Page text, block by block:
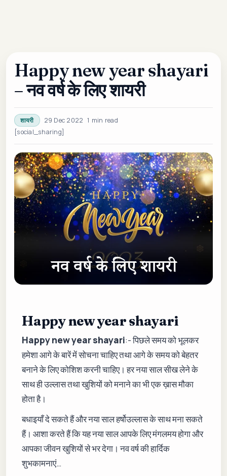
Happy new year shayari
– नव वर्ष के लिए शायरी
शायरी 29 Dec 2022 1 min read
[social_sharing]
Happy new year shayari
Happy new year shayari:- पिछले समय को भूलकर
हमेशा आगे के बारें में सोचना चाहिए तथा आगे के समय को बेहतर
बनाने के लिए कोशिश करनी चाहिए। हर नया साल सीख लेने के
साथ ही उल्लास तथा खुशियों को मनाने का भी एक ख़ास मौका
होता है।
बधाइयाँ दे सकते हैं और नया साल हर्षोउल्लास के साथ मना सकते
हैं। आशा करते हैं कि यह नया साल आपके लिए मंगलमय होगा और
आपका जीवन खुशियों से भर देगा। नव वर्ष की हार्दिक
शुभकामनाएं…